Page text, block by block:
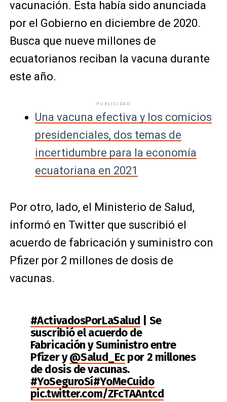
vacunación. Esta había sido anunciada
por el Gobierno en diciembre de 2020.
Busca que nueve millones de
ecuatorianos reciban la vacuna durante
este año.
PUBLICIDAD
Una vacuna efectiva y los comicios
presidenciales, dos temas de
incertidumbre para la economía
ecuatoriana en 2021
Por otro, lado, el Ministerio de Salud,
informó en Twitter que suscribió el
acuerdo de fabricación y suministro con
Pfizer por 2 millones de dosis de
vacunas.
#ActivadosPorLaSalud | Se
suscribió el acuerdo de
Fabricación y Suministro entre
Pfizer y@Salud_Ecpor 2 millones
de dosis de vacunas.
#YoSeguroSí#YoMeCuido
pic.twitter.com/ZFcTAAntcd